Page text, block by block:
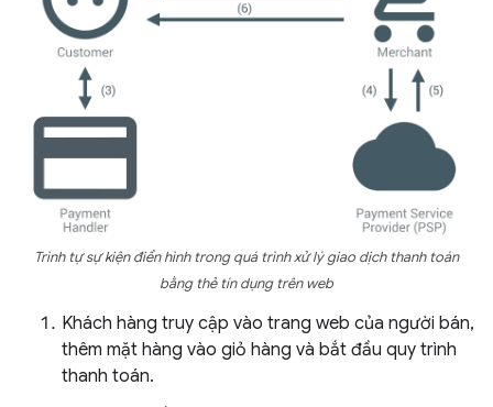
Trình tự sự kiện điển hình trong quá trình xử lý giao dịch thanh toán
bằng thẻ tín dụng trên web
Khách hàng truy cập vào trang web của người bán,
thêm mặt hàng vào giỏ hàng và bắt đầu quy trình
thanh toán.